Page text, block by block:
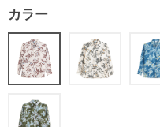
カラー